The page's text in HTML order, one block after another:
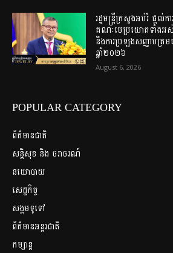
រដ្ឋមន្ត្រីក្រសួងអប់រំ ផ្ដល់
គណៈមេប្រយោគទាំងអស់
នឹងការប្រឡងសញ្ញាបត្
ឆ្នាំ២០២៦
August 6, 2026
POPULAR CATEGORY
ព័ត៌មានជាតិ
សន្តិសុខ និង ចរាចរណ៍
នយោបាយ
សេដ្ឋកិច្ច
សង្គមទូទៅ
ព័ត៌មានអន្តរជាតិ
កម្សាន្ត